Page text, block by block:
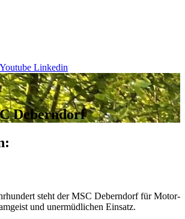
Youtube Linkedin
Deberndorf
steht der MSC Debern­dorf für Motor­
und uner­müd­li­chen Einsatz.